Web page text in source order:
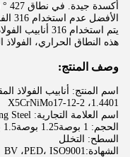
يتم استخدام
هذه النطاق الحراري،
وصف المنتج:
X5CrNiMo17-12-2 ،1.4401
اسم العلامة التجارية: Zheheng Steel
الحجم: 1 بوصة1.25 بوصة1.5 بوصة ، 2 بوصة ،
السطح: التخلل
الشهادة:BV ،PED، ISO9001